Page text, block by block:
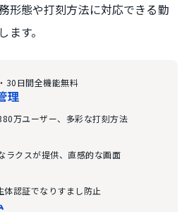
形態や打刻方法に対応できる勤
す。
30日間全機能無料
理
万ユーザー、多彩な打刻方法
ラクスが提供、直感的な画面
体認証でなりすまし防止